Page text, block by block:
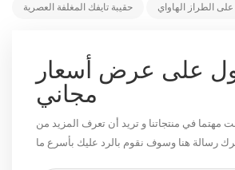
حقيبة تايفك المغلفة العصرية الطراز الهاواي
على عرض أسعار
مجاني
مهتما في منتجاتنا و تريد أن تعرف المزيد من
رسالة هنا وسوف نقوم بالرد عليك بأسرع ما